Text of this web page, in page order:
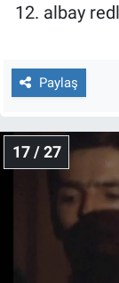
12. albay
Paylaş
17 / 27